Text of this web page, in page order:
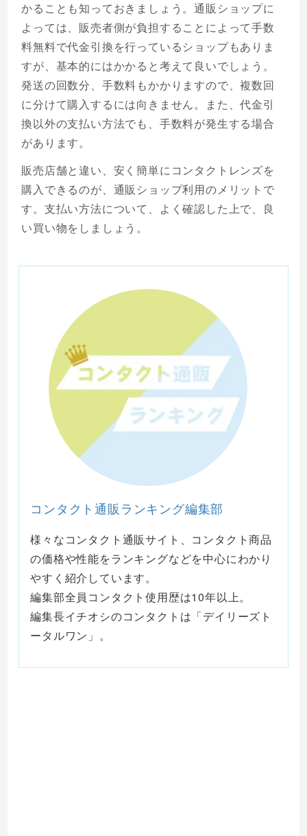
かることも知っておきましょう。通販ショップに
よっては、販売者側が負担することによって手数
料無料で代金引換を行っているショップもありま
すが、基本的にはかかると考えて良いでしょう。
発送の回数分、手数料もかかりますので、複数回
に分けて購入するには向きません。また、代金引
換以外の支払い方法でも、手数料が発生する場合
があります。
販売店舗と違い、安く簡単にコンタクトレンズを
購入できるのが、通販ショップ利用のメリットで
す。支払い方法について、よく確認した上で、良
い買い物をしましょう。
コンタクト通販ランキング編集部
様々なコンタクト通販サイト、コンタクト商品
の価格や性能をランキングなどを中心にわかり
やすく紹介しています。
編集部全員コンタクト使用歴は10年以上。
編集長イチオシのコンタクトは「デイリーズト
ータルワン」。